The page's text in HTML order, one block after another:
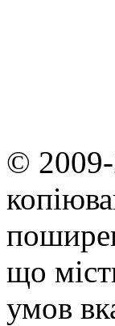
© 2009-
що
умов